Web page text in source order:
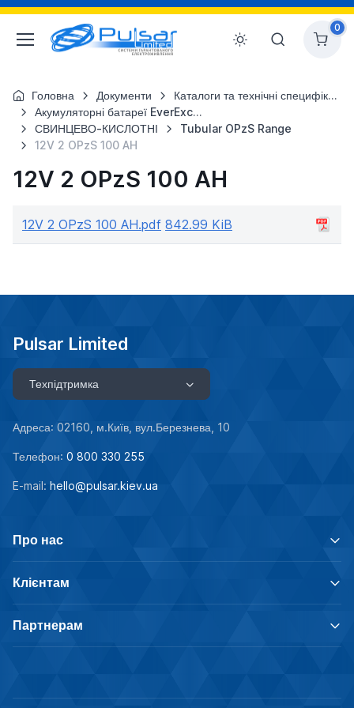
0
Головна Документи
Каталоги та технічні специфікації
Акумуляторні батареї EverExceed
СВИНЦЕВО-КИСЛОТНІ
Tubular OPzS Range
12V 2 OPzS 100 AH
12V 2 OPzS 100 AH
12V 2 OPzS 100 AH.pdf 842.99 KiB
Pulsar Limited
Техпідтримка
Адреса: 02160, м.Київ, вул.Березнева, 10
Телефон: 0 800 330 255
E-mail: hello@pulsar.kiev.ua
Про нас
Клієнтам
Партнерам